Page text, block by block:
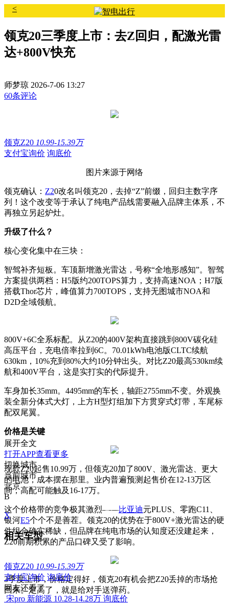
<
领克20三季度上市：去Z回归，配激光雷
达+800V快充
师梦琼 2026-7-06 13:27
60条评论
领克Z20 10.99-15.39万
支付宝询价 询底价
图片来源于网络
领克确认： Z20改名叫领克20，去掉“Z”前缀，回归主数字序
列！这个改变等于承认了纯电产品线需要融入品牌主体系，不
再独立另起炉灶。
升级了什么？
核心变化集中在三块：
智驾补齐短板。车顶新增激光雷达，号称“全地形感知”。智驾
方案提供两档：H5版约200TOPS算力，支持高速NOA；H7版
搭载Thor芯片，峰值算力700TOPS，支持无图城市NOA和
D2D全域领航。
800V+6C全系标配。从Z20的400V架构直接跳到800V碳化硅
高压平台，充电倍率拉到6C。70.01kWh电池版CLTC续航
630km，10%充到80%大约10分钟出头。对比Z20最高530km续
航和400V平台，这是实打实的代际提升。
车身加长35mm。4495mm的车长，轴距2755mm不变。外观换
装全新分体式大灯，上方H型灯组加下方贯穿式灯带，车尾标
配双尾翼。
价格是关键
现款Z20起售10.99万，但领克20加了800V、激光雷达、更大
的电池，成本摆在那里。业内普遍预测起售价在12-13万区
间，高配可能触及16-17万。
这个价格带的竞争极其激烈——比亚迪元PLUS、零跑C11、
银河E5个个不是善茬。领克20的优势在于800V+激光雷达的硬
件组合确实稀缺，但品牌在纯电市场的认知度还没建起来，
Z20前期积累的产品口碑又受了影响。
3季度上市，价格定得好，领克20有机会把Z20丢掉的市场抢
回来。定高了，就是给对手送弹药。
展开全文
打开APP查看更多
切换城市
当前城市
北京
B
X
相关车型
领克Z20 10.99-15.39万
支付宝询价 询底价
网友还看了
宋pro 新能源 10.28-14.28万 询底价